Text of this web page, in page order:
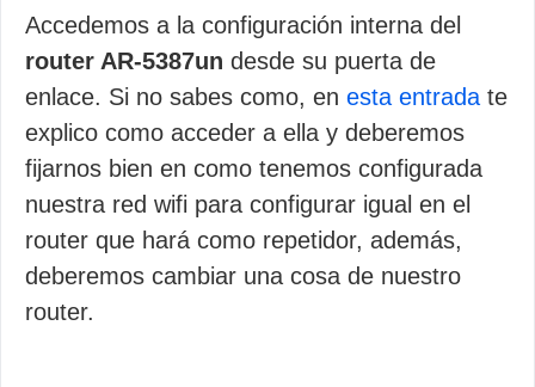
Accedemos a la configuración interna del
router AR-5387un desde su puerta de
enlace. Si no sabes como, en esta entrada te
explico como acceder a ella y deberemos
fijarnos bien en como tenemos configurada
nuestra red wifi para configurar igual en el
router que hará como repetidor, además,
deberemos cambiar una cosa de nuestro
router.